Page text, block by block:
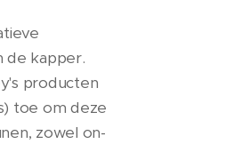
de kapper.
producten
toe om deze
zowel on-